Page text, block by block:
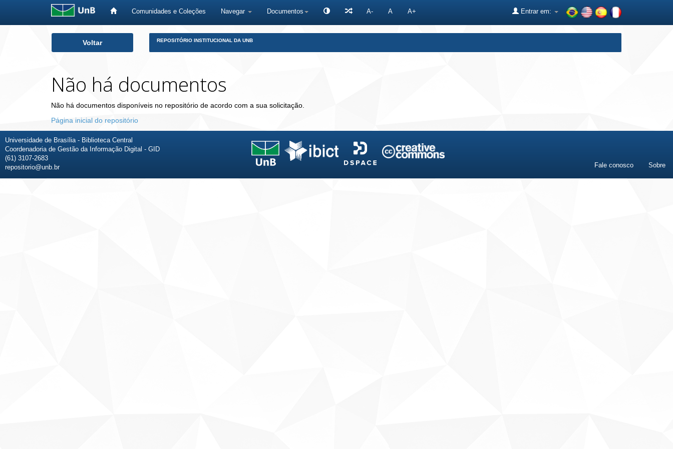
Comunidades e Coleções Navegar Documentos A- A A+ Entrar em:
Voltar REPOSITÓRIO INSTITUCIONAL DA UNB
Não há documentos
Não há documentos disponíveis no repositório de acordo com a sua solicitação.
Página inicial do repositório
Universidade de Brasília - Biblioteca Central
Coordenadoria de Gestão da Informação Digital - GID
(61) 3107-2683
repositorio@unb.br
Fale conosco Sobre